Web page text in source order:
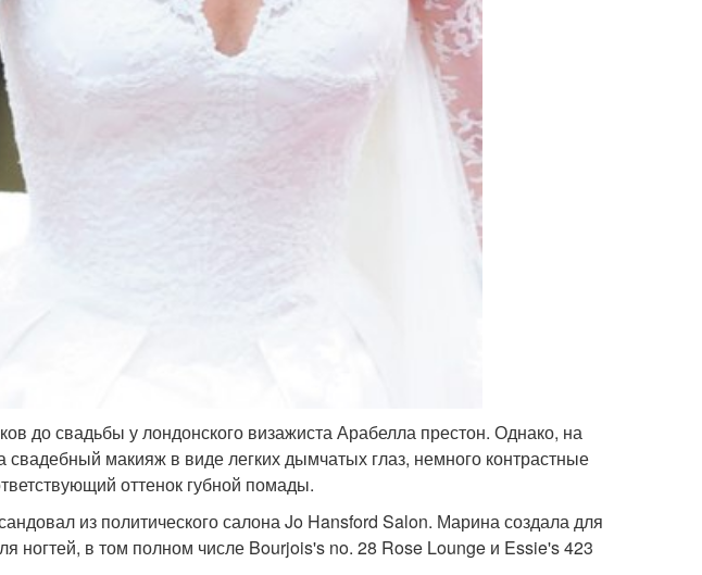
до свадьбы у лондонского визажиста Арабелла престон. Однако, на
макияж в виде легких дымчатых глаз, немного контрастные
оттенок губной помады.
из политического салона Jo Hansford Salon. Марина создала для
ногтей, в том полном числе Bourjois's no. 28 Rose Lounge и Essie's 423